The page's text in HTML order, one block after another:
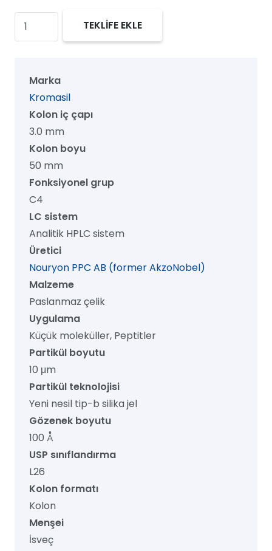
Kromasil
100
Kolon,
µm,
mm
mm,
1/pk
adet
TEKLİFE EKLE
Marka
Kromasil
Kolon iç çapı
3.0 mm
Kolon boyu
50 mm
Fonksiyonel grup
C4
LC sistem
Analitik HPLC sistem
Üretici
Nouryon PPC AB (former AkzoNobel)
Malzeme
Paslanmaz çelik
Uygulama
Küçük moleküller, Peptitler
Partikül boyutu
10 μm
Partikül teknolojisi
Yeni nesil tip-b silika jel
Gözenek boyutu
100 Å
USP sınıflandırma
L26
Kolon formatı
Kolon
Menşei
İsveç